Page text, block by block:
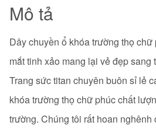
Mô tả
Dây chuyền ổ khóa trường thọ
mắt tinh xảo mang lại vẻ đẹp sang
Trang sức titan chuyên buôn sỉ lẻ
khóa trường thọ chữ phúcchất
trường. Chúng tôi rất hoan